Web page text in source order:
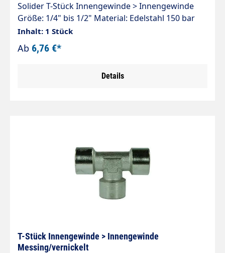
Solider T-Stück Innengewinde > Innengewinde
Größe: 1/4" bis 1/2" Material: Edelstahl 150 bar
Inhalt: 1 Stück
Ab 6,76 €*
Details
T-Stück Innengewinde > Innengewinde
Messing/vernickelt